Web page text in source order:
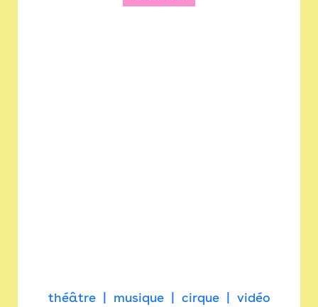
théâtre musique cirque vidéo